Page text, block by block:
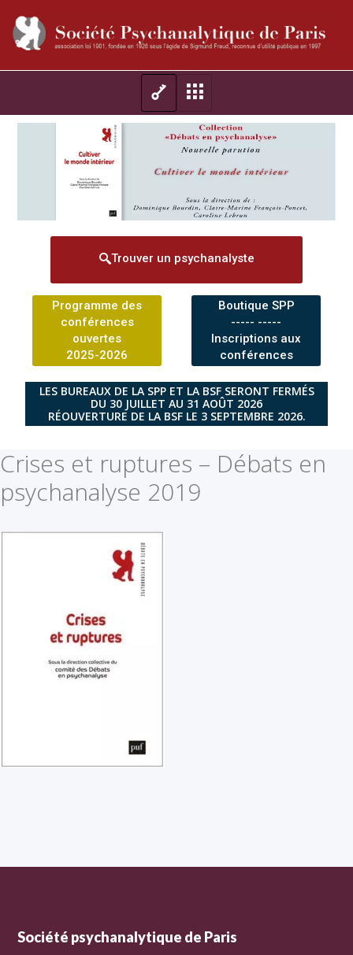
Trouver un psychanalyste
Programme des
conférences
ouvertes
2025-2026
Boutique SPP
----- -----
Inscriptions aux
conférences
LES BUREAUX DE LA SPP ET LA BSF SERONT FERMÉS
DU 30 JUILLET AU 31 AOÛT 2026
RÉOUVERTURE DE LA BSF LE 3 SEPTEMBRE 2026.
Crises et ruptures – Débats en
psychanalyse 2019
Société psychanalytique de Paris